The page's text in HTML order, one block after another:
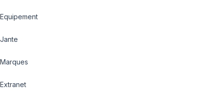
Equipement
Jante
Marques
Extranet